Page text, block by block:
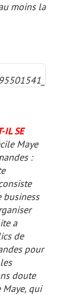
moins la
IL SE
Maye
:
business
a
de
pour
doute
qui